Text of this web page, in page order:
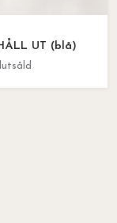
UT (blå)